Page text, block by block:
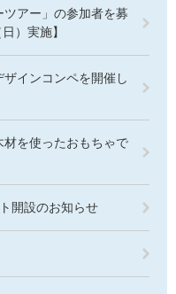
アー」の参加者を募
）実施】
ザインコンペを開催し
を使ったおもちゃで
開設のお知らせ